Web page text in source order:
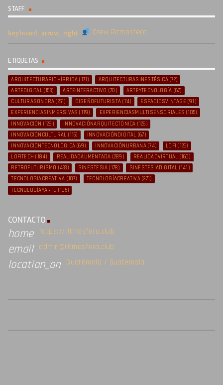
STAFF
Crew Ritmosfera
ETIQUETAS
ARQUITECTURABIOHÍBRIDA (171) ARQUITECTURASINESTÉSICA(72)
ARTEDIGITAL(153) ARTEINTERACTIVO (70) ARTEYTECNOLOGÍA (67)
CULTURASONORA (251) DISEÑOFUTURISTA (74) ESPACIOSVINTAGE (91)
EXPERIENCIASINMERSIVAS (119) EXPERIENCIASMULTISENSORIALES (105)
INNOVACIÓN (128) INNOVACIÓNARQUITECTÓNICA (126)
INNOVACIÓNCULTURAL (115) INNOVACIÓNDIGITAL (67)
INNOVACIÓNTECNOLÓGICA (69) INNOVACIÓNURBANA(74) LOFI (126)
LOFITECH (184) REALIDADAUMENTADA (289) REALIDADVIRTUAL (160)
RETROFUTURISMO (433) SINESTESIA (178) SINESTESIADIGITAL (141)
TECNOLOGIACREATIVA (107) TECNOLOGÍACREATIVA(371)
TECNOLOGÍAYARTE (105)
CONTACTO
home https://ritmosfera.club
email admin@ritmosfera.club
location_on Guatemala / Guatemala